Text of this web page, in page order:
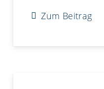
Zum Beitrag